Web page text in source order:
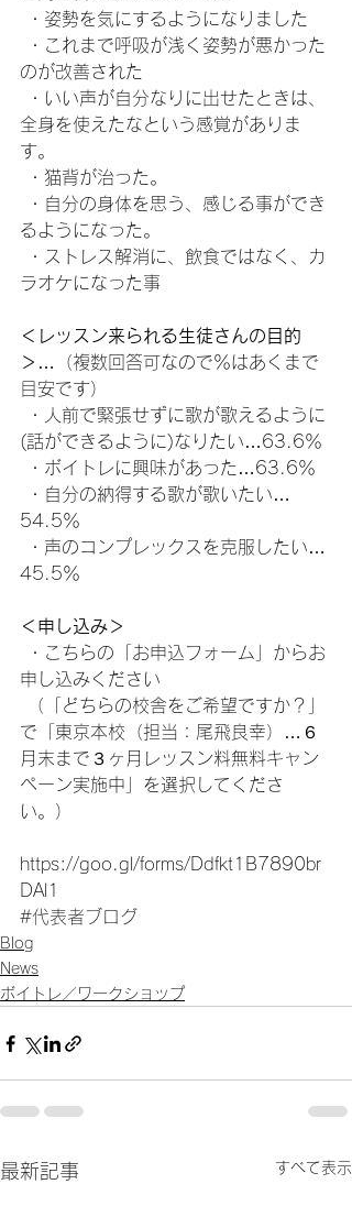
・姿勢を気にするようになりました
のが改善された
全身を使えたなという感覚がありま
す。
・猫背が治った。
るようになった。
ラオケになった事
＜レッスン来られる生徒さんの目的
＞
…（複数回答可なので％はあくまで
目安です）
(話ができるように)なりたい…63.6％
・ボイトレに興味があった…63.6％
54.5％
45.5％
＜申し込み＞
申し込みください
で「東京本校（担当：尾飛良幸）…６
月末まで３ヶ月レッスン料無料キャン
ペーン実施中」を選択してくださ
い。）
https://goo.gl/forms/Ddfkt1B7890br
DAl1
#代表者ブログ
Blog
News
ボイトレ／ワークショップ
最新記事 すべて表示